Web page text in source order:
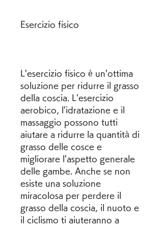
Esercizio fisico
L'esercizio fisico è un'ottima
soluzione per ridurre il grasso
della coscia. L'esercizio
aerobico, l'idratazione e il
massaggio possono tutti
aiutare a ridurre la quantità di
grasso delle cosce e
migliorare l'aspetto generale
delle gambe. Anche se non
esiste una soluzione
miracolosa per perdere il
grasso della coscia, il nuoto e
il ciclismo ti aiuteranno a